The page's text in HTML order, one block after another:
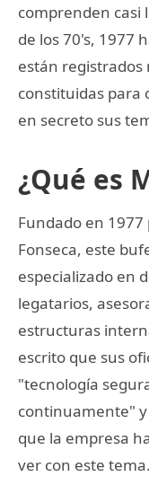
comprenden casi
de los 70's, 1977
están registrados
constituidas para
en secreto sus
¿Qué es
Fundado en 1977
Fonseca, este
especializado en
legatarios,
estructuras
escrito que sus
"tecnología
continuamente"
que la empresa
ver con este tema.